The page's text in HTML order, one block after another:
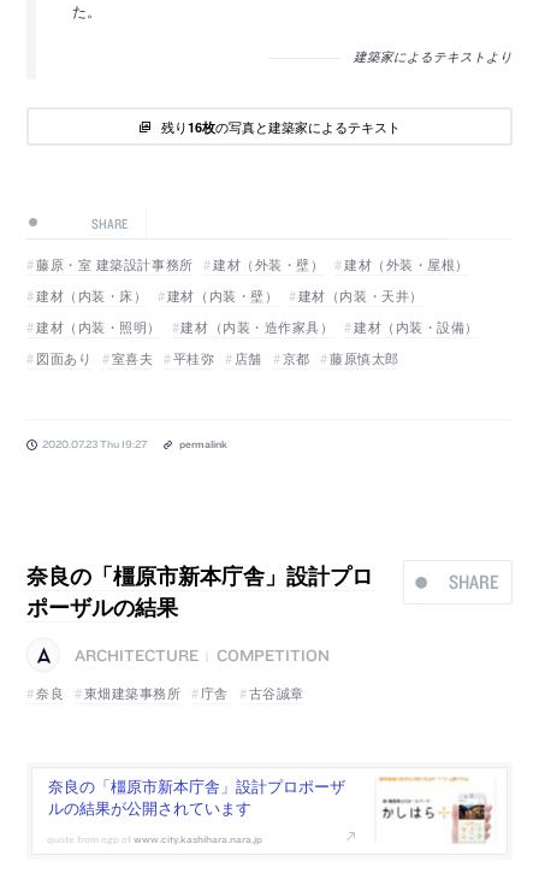
た。
建築家によるテキストより
残り16枚の写真と建築家によるテキスト
SHARE
藤原・室 建築設計事務所 建材（外装・壁）
建材（外装・屋根）
建材（内装・床）
建材（内装・壁）
建材（内装・天井）
建材（内装・照明）
建材（内装・造作家具）
建材（内装・設備）
図面あり
室喜夫 平桂弥 店舗 京都 藤原慎太郎
2020.07.23 Thu 19:27 permalink
SHARE
奈良の「橿原市新本庁舎」設計プロ
ポーザルの結果
ARCHITECTURE
COMPETITION
奈良
東畑建築事務所 庁舎 古谷誠章
奈良の「橿原市新本庁舎」設計プロポーザ
ルの結果が公開されています
www.city.kashihara.nara.jp